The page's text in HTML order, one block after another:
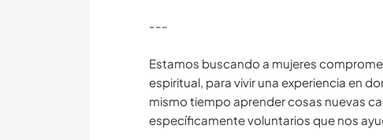
---
Estamos buscando a mujeres
espiritual, para vivir una experiencia en
mismo tiempo aprender cosas nuevas
específicamente voluntarios que nos